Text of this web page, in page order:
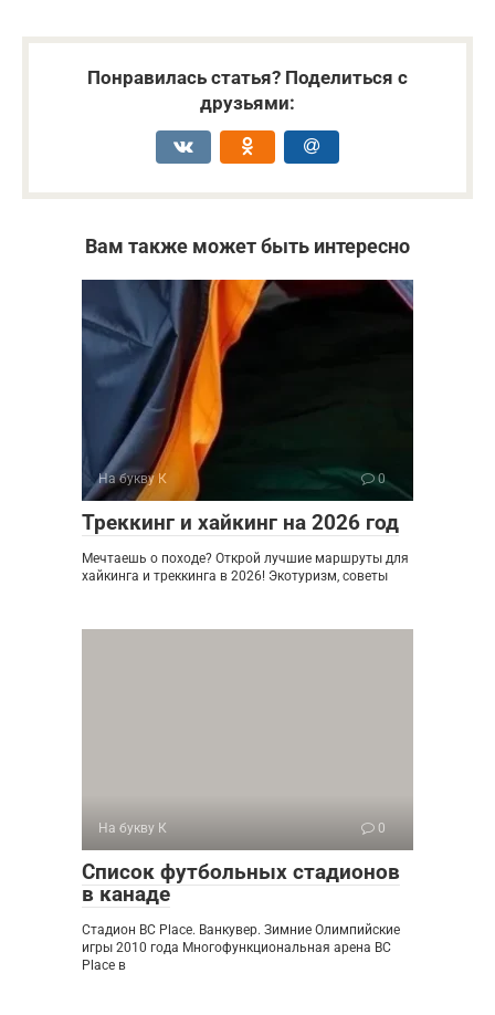
Понравилась статья? Поделиться с
друзьями:
Вам также может быть интересно
На букву К 0
Треккинг и хайкинг на 2026 год
Мечтаешь о походе? Открой лучшие маршруты для
хайкинга и треккинга в 2026! Экотуризм, советы
На букву К 0
Список футбольных стадионов
в канаде
Стадион BC Place. Ванкувер. Зимние Олимпийские
игры 2010 года Многофункциональная арена BC
Place в